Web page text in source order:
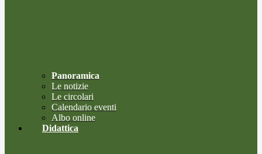
Panoramica
Le notizie
Le circolari
Calendario eventi
Albo online
Didattica